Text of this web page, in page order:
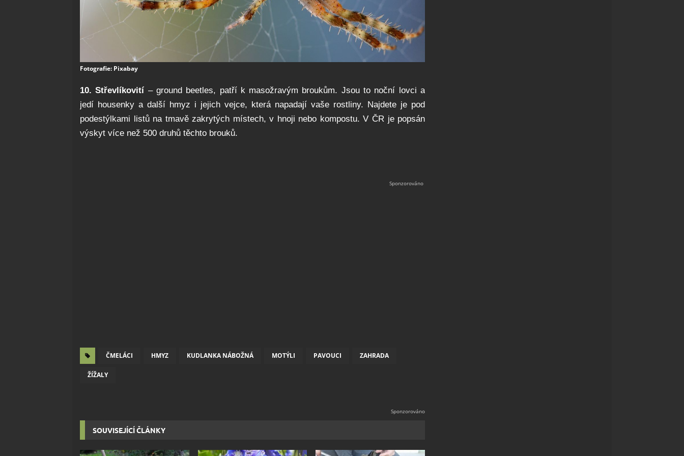
Fotografie: Pixabay
10. Střevlíkovití – ground beetles, patří k masožravým broukům. Jsou to noční lovci a
jedí housenky a další hmyz i jejich vejce, která napadají vaše rostliny. Najdete je pod
podestýlkami listů na tmavě zakrytých místech, v hnoji nebo kompostu. V ČR je popsán
výskyt více než 500 druhů těchto brouků.
ČMELÁCI HMYZ KUDLANKA NÁBOŽNÁ MOTÝLI PAVOUCI ZAHRADA
ŽÍŽALY
SOUVISEJÍCÍ ČLÁNKY